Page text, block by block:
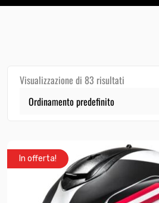
Visualizzazione di 83 risultati
In offerta!